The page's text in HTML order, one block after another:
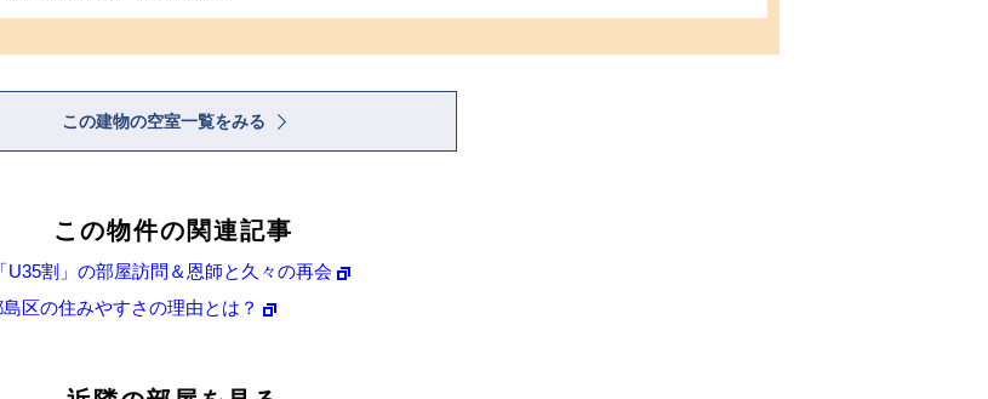
この建物の空室一覧をみる
この物件の関連記事
割」の部屋訪問＆恩師と久々の再会
区の住みやすさの理由とは？